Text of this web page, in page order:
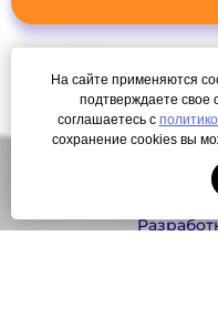
© Copyright 2000-
На сайте применяются
подтверждаете свое
соглашаетесь с
сохранение cookies вы